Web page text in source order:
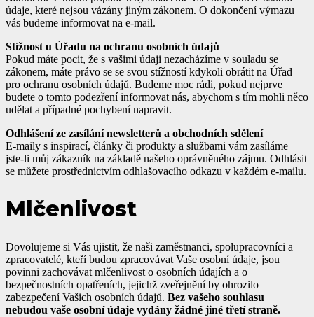
údaje, které nejsou vázány jiným zákonem. O dokončení výmazu
vás budeme informovat na e-mail.
Stížnost u Úřadu na ochranu osobních údajů
Pokud máte pocit, že s vašimi údaji nezacházíme v souladu se
zákonem, máte právo se se svou stížností kdykoli obrátit na Úřad
pro ochranu osobních údajů. Budeme moc rádi, pokud nejprve
budete o tomto podezření informovat nás, abychom s tím mohli něco
udělat a případné pochybení napravit.
Odhlášení ze zasílání newsletterů a obchodních sdělení
E-maily s inspirací, články či produkty a službami vám zasíláme
jste-li můj zákazník na základě našeho oprávněného zájmu. Odhlásit
se můžete prostřednictvím odhlašovacího odkazu v každém e-mailu.
Mlčenlivost
Dovolujeme si Vás ujistit, že naši zaměstnanci, spolupracovníci a
zpracovatelé, kteří budou zpracovávat Vaše osobní údaje, jsou
povinni zachovávat mlčenlivost o osobních údajích a o
bezpečnostních opatřeních, jejichž zveřejnění by ohrozilo
zabezpečení Vašich osobních údajů. Bez vašeho souhlasu
nebudou vaše osobní údaje vydány žádné jiné třetí straně.